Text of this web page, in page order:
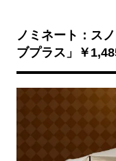
ノミネート：ス
ブプラス」￥